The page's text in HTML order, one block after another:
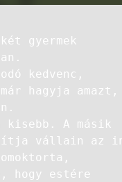
gyermek
kedvenc,
hagyja amazt,
A másik
vállain az
hogy estére